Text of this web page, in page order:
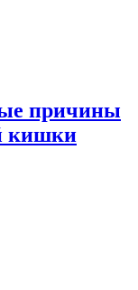
причины
кишки